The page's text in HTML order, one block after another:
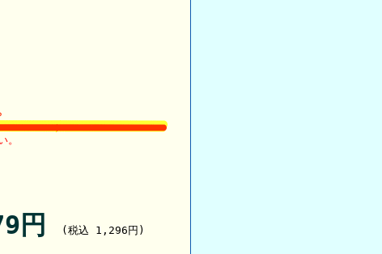
円 (税込 1,296円)